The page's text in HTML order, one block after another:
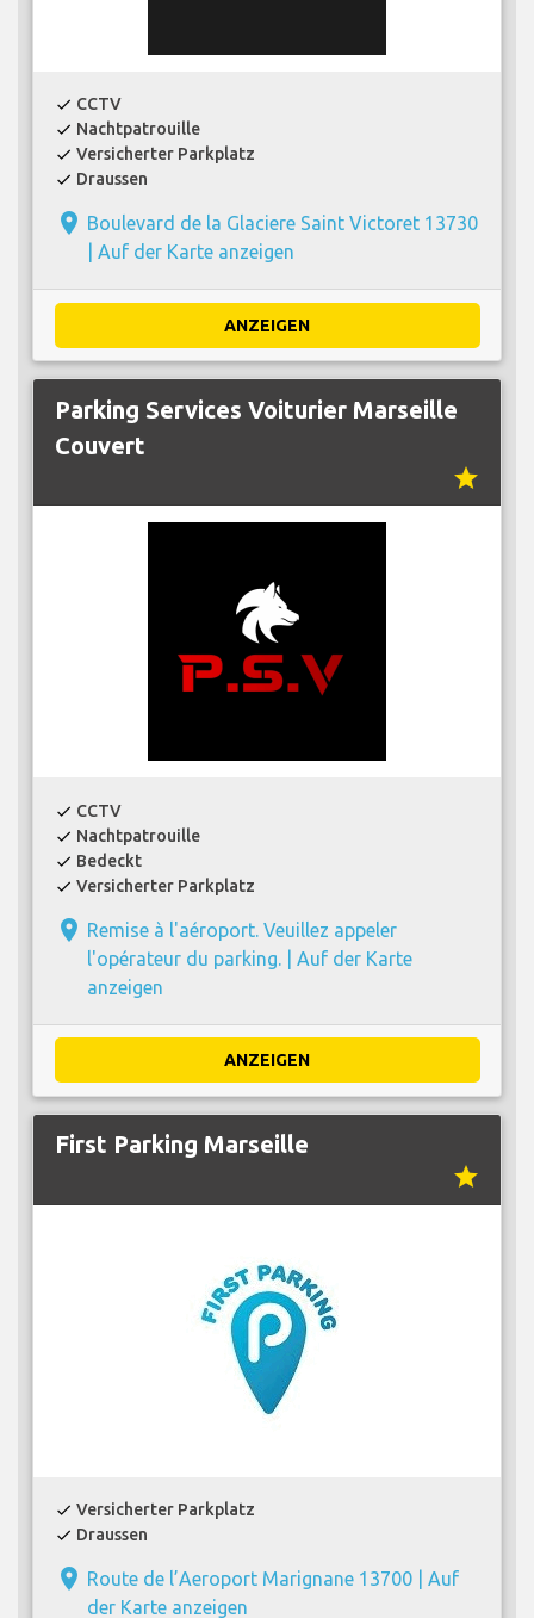
check CCTV
check Nachtpatrouille
check Versicherter Parkplatz
check Draussen
place Boulevard de la Glaciere Saint Victoret 13730
Auf der Karte anzeigen
ANZEIGEN
Parking Services Voiturier Marseille
Couvert
star
check CCTV
check Nachtpatrouille
check Bedeckt
check Versicherter Parkplatz
place Remise à l'aéroport. Veuillez appeler
l'opérateur du parking. | Auf der Karte
anzeigen
ANZEIGEN
First Parking Marseille
star
check Versicherter Parkplatz
check Draussen
place Route de l’Aeroport Marignane 13700 | Auf
der Karte anzeigen